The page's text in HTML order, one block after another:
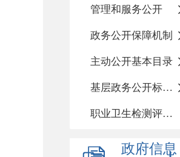
管理和服务公开
政务公开保障机制
主动公开基本目录
基层政务公开标准化目录
职业卫生检测评价信息
政府信息